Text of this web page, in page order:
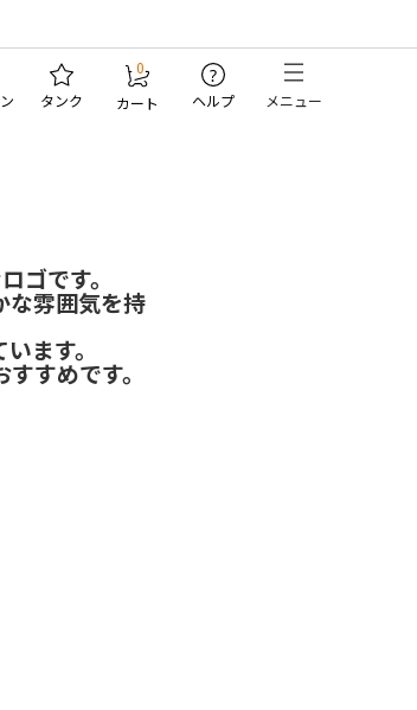
タンク
0
カート
?
ヘルプ メニュー
ゴです。
な雰囲気を持
ます。
すめです。